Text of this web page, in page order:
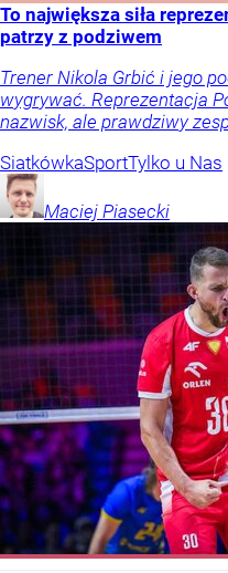
To największa siła
patrzy z podziwem
Trener Nikola Grbić i jego
wygrywać. Reprezentacja
nazwisk, ale prawdziwy
SiatkówkaSportTylko u Nas
Maciej Piasecki